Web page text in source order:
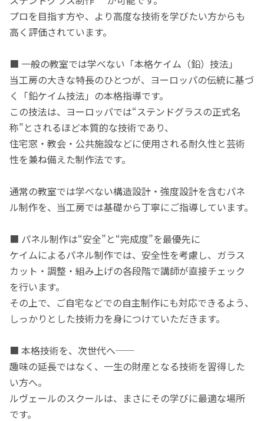
プロを目指す方や、より高度な技術を学びたい方からも
高く評価されています。
■ 一般の教室では学べない「本格ケイム（鉛）技法」
当工房の大きな特長のひとつが、ヨーロッパの伝統に基づ
く「鉛ケイム技法」の本格指導です。
この技法は、ヨーロッパでは“ステンドグラスの正式名
称”とされるほど本質的な技術であり、
住宅窓・教会・公共施設などに使用される耐久性と芸術
性を兼ね備えた制作法です。
通常の教室では学べない構造設計・強度設計を含むパネ
ル制作を、当工房では基礎から丁寧にご指導しています。
■ パネル制作は“安全”と“完成度”を最優先に
ケイムによるパネル制作では、安全性を考慮し、ガラス
カット・調整・組み上げの各段階で講師が直接チェック
を行います。
その上で、ご自宅などでの自主制作にも対応できるよう、
しっかりとした技術力を身につけていただきます。
■ 本格技術を、次世代へ──
趣味の延長ではなく、一生の財産となる技術を習得した
い方へ。
ルヴェールのスクールは、まさにその学びに最適な場所
です。